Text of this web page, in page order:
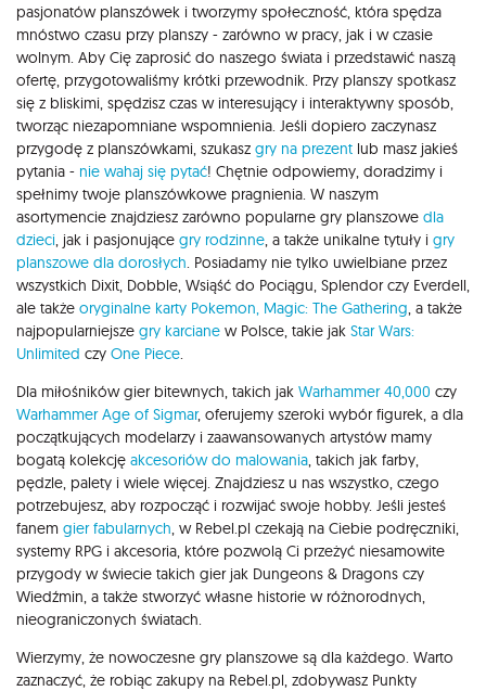
pasjonatów planszówek i tworzymy społeczność, która spędza
mnóstwo czasu przy planszy - zarówno w pracy, jak i w czasie
wolnym. Aby Cię zaprosić do naszego świata i przedstawić naszą
ofertę, przygotowaliśmy krótki przewodnik. Przy planszy spotkasz
się z bliskimi, spędzisz czas w interesujący i interaktywny sposób,
tworząc niezapomniane wspomnienia. Jeśli dopiero zaczynasz
przygodę z planszówkami, szukasz gry na prezent lub masz jakieś
pytania - nie wahaj się pytać! Chętnie odpowiemy, doradzimy i
spełnimy twoje planszówkowe pragnienia. W naszym
asortymencie znajdziesz zarówno popularne gry planszowe dla
dzieci , jak i pasjonujące gry rodzinne , a także unikalne tytuły i gry
planszowe dla dorosłych . Posiadamy nie tylko uwielbiane przez
wszystkich Dixit, Dobble, Wsiąść do Pociągu, Splendor czy Everdell,
ale także oryginalne karty Pokemon, Magic: The Gathering , a także
najpopularniejsze gry karciane w Polsce, takie jak Star Wars:
Unlimited czy One Piece
Dla miłośników gier bitewnych, takich jak Warhammer 40,000 czy
Warhammer Age of Sigmar, oferujemy szeroki wybór figurek, a dla
początkujących modelarzy i zaawansowanych artystów mamy
bogatą kolekcję akcesoriów do malowania , takich jak farby,
pędzle, palety i wiele więcej. Znajdziesz u nas wszystko, czego
potrzebujesz, aby rozpocząć i rozwijać swoje hobby. Jeśli jesteś
fanem gier fabularnych , w Rebel.pl czekają na Ciebie podręczniki,
systemy RPG i akcesoria, które pozwolą Ci przeżyć niesamowite
przygody w świecie takich gier jak Dungeons & Dragons czy
Wiedźmin, a także stworzyć własne historie w różnorodnych,
nieograniczonych światach.
Wierzymy, że nowoczesne gry planszowe są dla każdego. Warto
zaznaczyć, że robiąc zakupy na Rebel.pl, zdobywasz Punkty